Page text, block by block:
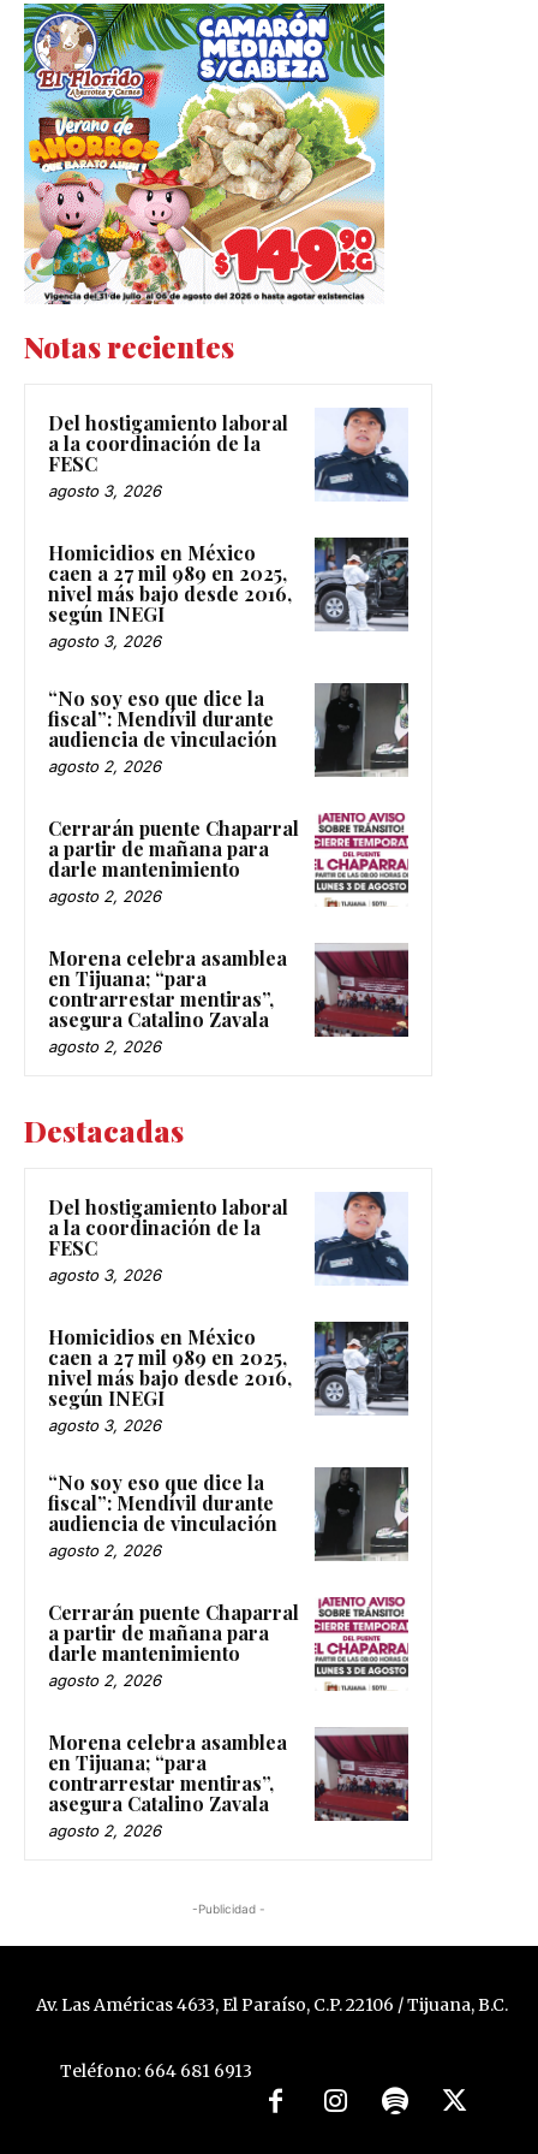
Notas recientes
Del hostigamiento laboral
a la coordinación de la
FESC
agosto 3, 2026
Homicidios en México
caen a 27 mil 989 en 2025,
nivel más bajo desde 2016,
según INEGI
agosto 3, 2026
“No soy eso que dice la
fiscal”: Mendívil durante
audiencia de vinculación
agosto 2, 2026
Cerrarán puente Chaparral
a partir de mañana para
darle mantenimiento
agosto 2, 2026
Morena celebra asamblea
en Tijuana; “para
contrarrestar mentiras”,
asegura Catalino Zavala
agosto 2, 2026
Destacadas
Del hostigamiento laboral
a la coordinación de la
FESC
agosto 3, 2026
Homicidios en México
caen a 27 mil 989 en 2025,
nivel más bajo desde 2016,
según INEGI
agosto 3, 2026
“No soy eso que dice la
fiscal”: Mendívil durante
audiencia de vinculación
agosto 2, 2026
Cerrarán puente Chaparral
a partir de mañana para
darle mantenimiento
agosto 2, 2026
Morena celebra asamblea
en Tijuana; “para
contrarrestar mentiras”,
asegura Catalino Zavala
agosto 2, 2026
-Publicidad -
Av. Las Américas 4633, El Paraíso, C.P. 22106 / Tijuana, B.C.
Teléfono: 664 681 6913